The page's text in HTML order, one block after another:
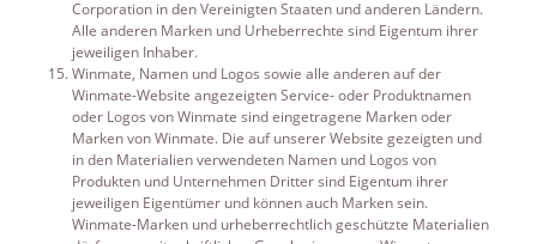
Corporation in den Vereinigten Staaten und anderen Ländern.
Alle anderen Marken und Urheberrechte sind Eigentum ihrer
jeweiligen Inhaber.
Winmate, Namen und Logos sowie alle anderen auf der
Winmate-Website angezeigten Service- oder Produktnamen
oder Logos von Winmate sind eingetragene Marken oder
Marken von Winmate. Die auf unserer Website gezeigten und
in den Materialien verwendeten Namen und Logos von
Produkten und Unternehmen Dritter sind Eigentum ihrer
jeweiligen Eigentümer und können auch Marken sein.
Winmate-Marken und urheberrechtlich geschützte Materialien